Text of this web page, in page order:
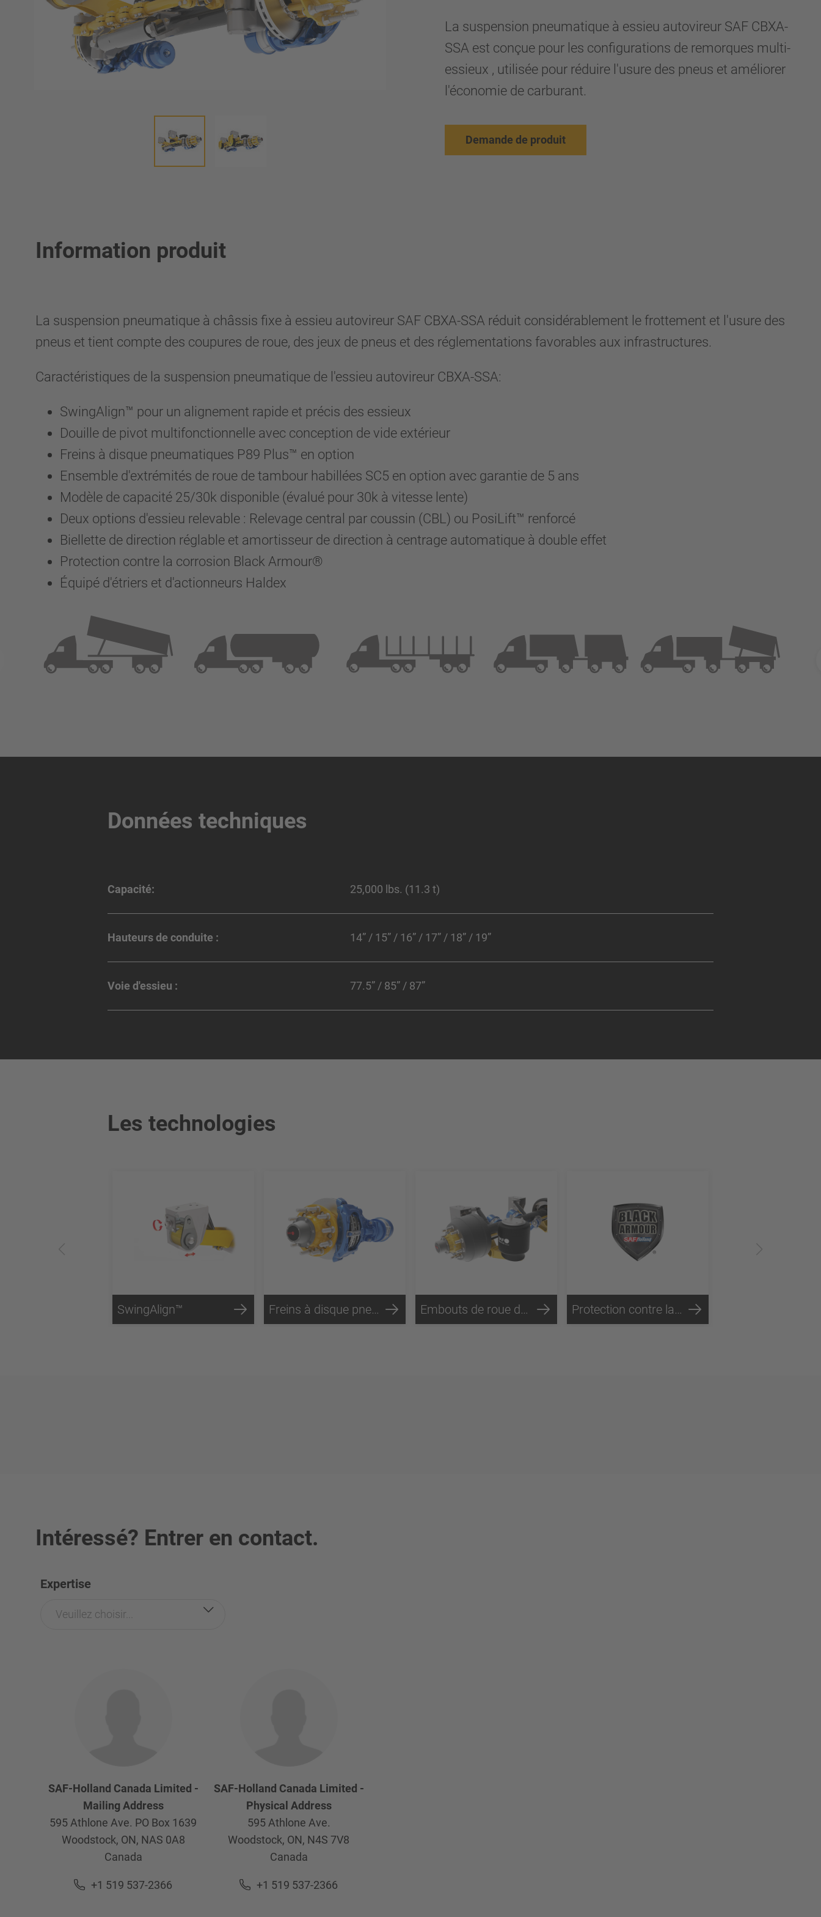
La suspension pneumatique à essieu autovireur SAF CBXA-
SSA est conçue pour les configurations de remorques multi-
essieux , utilisée pour réduire l'usure des pneus et améliorer
l'économie de carburant.
Demande de produit
Information produit
La suspension pneumatique à châssis fixe à essieu autovireur SAF CBXA-SSA réduit considérablement le frottement et l'usure des
pneus et tient compte des coupures de roue, des jeux de pneus et des réglementations favorables aux infrastructures.
Caractéristiques de la suspension pneumatique de l'essieu autovireur CBXA-SSA:
SwingAlign™ pour un alignement rapide et précis des essieux
Douille de pivot multifonctionnelle avec conception de vide extérieur
Freins à disque pneumatiques P89 Plus™ en option
Ensemble d'extrémités de roue de tambour habillées SC5 en option avec garantie de 5 ans
Modèle de capacité 25/30k disponible (évalué pour 30k à vitesse lente)
Deux options d'essieu relevable : Relevage central par coussin (CBL) ou PosiLift™ renforcé
Biellette de direction réglable et amortisseur de direction à centrage automatique à double effet
Protection contre la corrosion Black Armour®
Équipé d'étriers et d'actionneurs Haldex
Données techniques
Capacité: 25,000 lbs. (11.3 t)
Hauteurs de conduite : 14” / 15” / 16” / 17” / 18” / 19”
Voie d'essieu : 77.5” / 85” / 87”
Les technologies
SwingAlign™ Freins à disque pneumatiques série P89™ Embouts de roue de frein à tambour habillés SC5 Protection contre la corrosion Black Armour®
Intéressé? Entrer en contact.
Expertise
Veuillez choisir...
SAF-Holland Canada Limited -
Mailing Address
595 Athlone Ave. PO Box 1639
Woodstock, ON, NAS 0A8
Canada
+1 519 537-2366
SAF-Holland Canada Limited -
Physical Address
595 Athlone Ave.
Woodstock, ON, N4S 7V8
Canada
+1 519 537-2366